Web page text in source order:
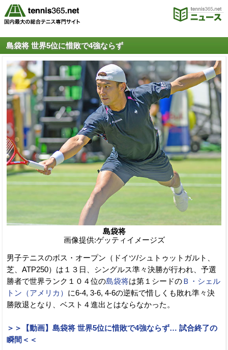
島袋将 世界5位に惜敗で4強ならず
島袋将
画像提供:ゲッティイメージズ
男子テニスのボス・オープン（ドイツ/シュトゥットガルト、
芝、ATP250）は１３日、シングルス準々決勝が行われ、予選
勝者で世界ランク１０４位の島袋将は第１シードのＢ・シェル
トン（アメリカ） に6-4, 3-6, 4-6の逆転で惜しくも敗れ準々決
勝敗退となり、ベスト４進出とはならなかった。
＞＞【動画】島袋将 世界5位に惜敗で4強ならず… 試合終了の
瞬間＜＜